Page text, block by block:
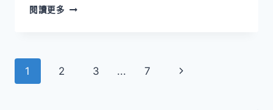
閱讀更多
頁
1 2 3 ... 7
下